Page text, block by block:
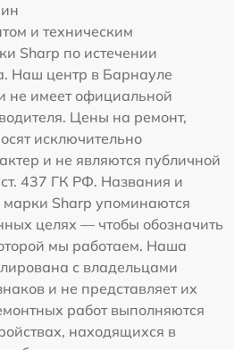
и техническим
Sharp по истечении
Наш центр в Барнауле
не имеет официальной
Цены на ремонт,
исключительно
и не являются публичной
437 ГК РФ. Названия и
марки Sharp упоминаются
целях — чтобы обозначить
мы работаем. Наша
с владельцами
и не представляет их
работ выполняются
находящихся в